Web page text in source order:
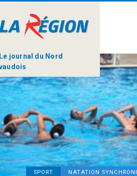
Le journal du Nord
SPORT NATATION